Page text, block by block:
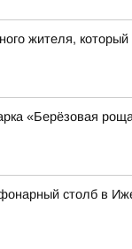
жителя,
«Берёзовая
столб в